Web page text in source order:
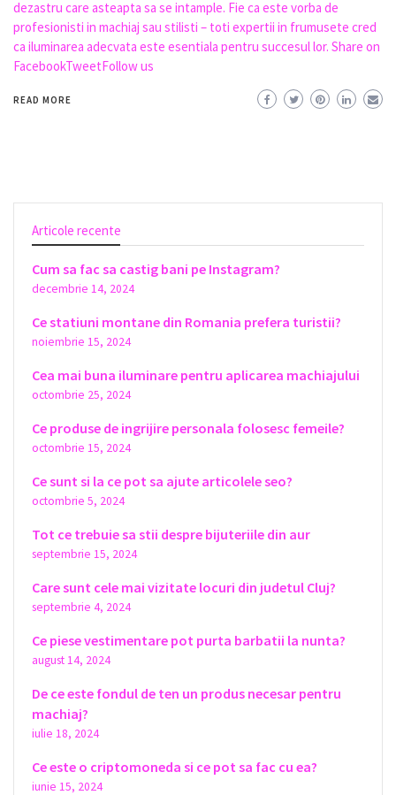
dezastru care asteapta sa se intample. Fie ca este vorba de
profesionisti in machiaj sau stilisti – toti expertii in frumusete cred
ca iluminarea adecvata este esentiala pentru succesul lor. Share on
FacebookTweetFollow us
READ MORE
Articole recente
Cum sa fac sa castig bani pe Instagram?
decembrie 14, 2024
Ce statiuni montane din Romania prefera turistii?
noiembrie 15, 2024
Cea mai buna iluminare pentru aplicarea machiajului
octombrie 25, 2024
Ce produse de ingrijire personala folosesc femeile?
octombrie 15, 2024
Ce sunt si la ce pot sa ajute articolele seo?
octombrie 5, 2024
Tot ce trebuie sa stii despre bijuteriile din aur
septembrie 15, 2024
Care sunt cele mai vizitate locuri din judetul Cluj?
septembrie 4, 2024
Ce piese vestimentare pot purta barbatii la nunta?
august 14, 2024
De ce este fondul de ten un produs necesar pentru
machiaj?
iulie 18, 2024
Ce este o criptomoneda si ce pot sa fac cu ea?
iunie 15, 2024